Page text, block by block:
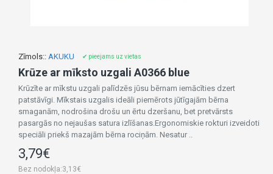
Zīmols:: AKUKU ✔ pieejams uz vietas
Krūze ar mīksto uzgali A0366 blue
Krūzīte ar mīkstu uzgali palīdzēs jūsu bērnam iemācīties dzert
patstāvīgi. Mīkstais uzgalis ideāli piemērots jūtīgajām bērna
smaganām, nodrošina drošu un ērtu dzeršanu, bet pretvārsts
pasargās no nejaušas satura izlīšanas.Ergonomiskie rokturi izveidoti
speciāli priekš mazajām bērna rociņām. Nesatur ..
3,79€
Bez nodokļa:3,13€